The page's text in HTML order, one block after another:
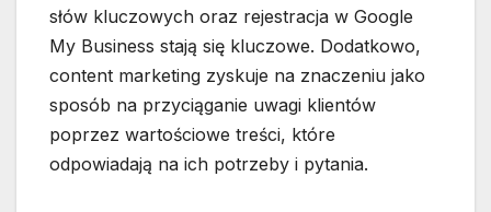
słów kluczowych oraz rejestracja w Google
My Business stają się kluczowe. Dodatkowo,
content marketing zyskuje na znaczeniu jako
sposób na przyciąganie uwagi klientów
poprzez wartościowe treści, które
odpowiadają na ich potrzeby i pytania.